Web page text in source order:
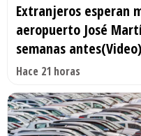
Extranjeros esperan
aeropuerto José
semanas antes(Video)
Hace 21 horas